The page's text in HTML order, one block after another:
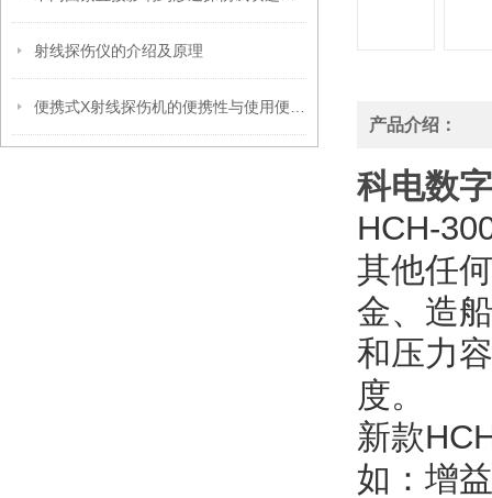
射线探伤仪的介绍及原理
产品介绍：
科电数
HCH-
其他任
金、造
和压力
度。
新款
如：增